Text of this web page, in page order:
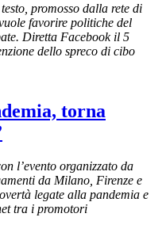
promosso dalla rete di
favorire politiche del
Diretta Facebook il 5
dello spreco di cibo
torna
l’evento organizzato da
da Milano, Firenze e
legate alla pandemia e
tra i promotori